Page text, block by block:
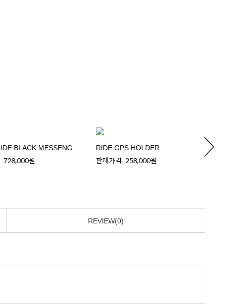
728,000원
RIDE GPS HOLDER
판매가격 258,000원
REVIEW(0)